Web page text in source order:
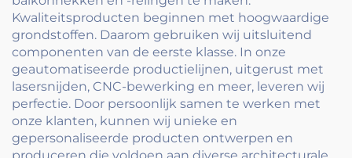
Kwaliteitsproducten beginnen met hoogwaardige
grondstoffen. Daarom gebruiken wij uitsluitend
componenten van de eerste klasse. In onze
geautomatiseerde productielijnen, uitgerust met
lasersnijden, CNC-bewerking en meer, leveren wij
perfectie. Door persoonlijk samen te werken met
onze klanten, kunnen wij unieke en
gepersonaliseerde producten ontwerpen en
produceren die voldoen aan diverse architecturale